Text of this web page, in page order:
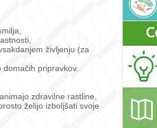
življenju (za
domačih pripravkov.
zdravilne rastline,
želijo izboljšati svoje